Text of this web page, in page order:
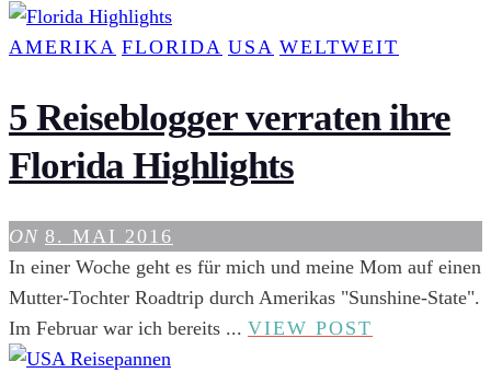
AMERIKA FLORIDA USA WELTWEIT
5 Reiseblogger verraten ihre
Florida Highlights
ON 8. MAI 2016
In einer Woche geht es für mich und meine Mom auf einen
Mutter-Tochter Roadtrip durch Amerikas "Sunshine-State".
Im Februar war ich bereits ... VIEW POST